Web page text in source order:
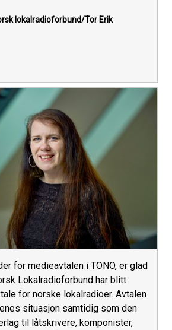
lokalradioforbund/Tor Erik
for medieavtalen i TONO, er glad
Lokalradioforbund har blitt
for norske lokalradioer. Avtalen
situasjon samtidig som den
til låtskrivere, komponister,